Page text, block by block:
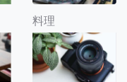
料理